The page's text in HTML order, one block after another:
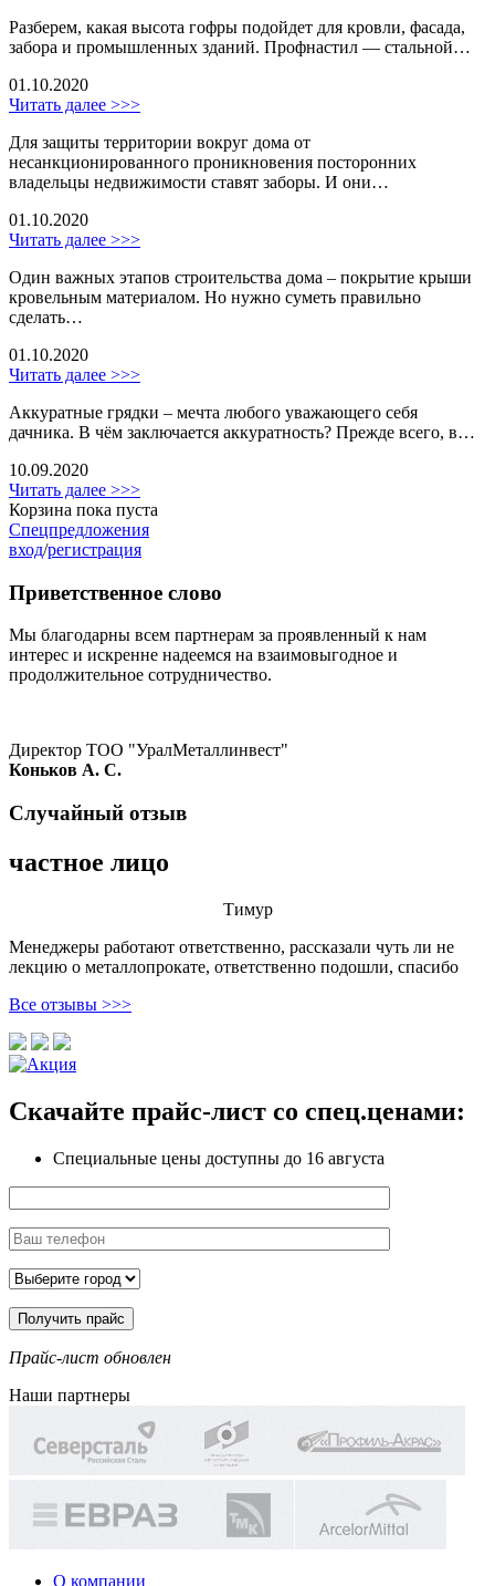
Разберем, какая высота гофры подойдет для кровли, фасада,
забора и промышленных зданий. Профнастил — стальной…
01.10.2020
Читать далее >>>
Для защиты территории вокруг дома от
несанкционированного проникновения посторонних
владельцы недвижимости ставят заборы. И они…
01.10.2020
Читать далее >>>
Один важных этапов строительства дома – покрытие крыши
кровельным материалом. Но нужно суметь правильно
сделать…
01.10.2020
Читать далее >>>
Аккуратные грядки – мечта любого уважающего себя
дачника. В чём заключается аккуратность? Прежде всего, в…
10.09.2020
Читать далее >>>
Корзина пока пуста
Спецпредложения
вход/регистрация
Приветственное слово
Мы благодарны всем партнерам за проявленный к нам
интерес и искренне надеемся на взаимовыгодное и
продолжительное сотрудничество.
Директор ТОО "УралМеталлинвест"
Коньков А. С.
Случайный отзыв
частное лицо
Тимур
Менеджеры работают ответственно, рассказали чуть ли не
лекцию о металлопрокате, ответственно подошли, спасибо
Все отзывы >>>
Скачайте прайс-лист со спец.ценами:
Специальные цены доступны до 16 августа
Прайс-лист обновлен
Наши партнеры
О компании